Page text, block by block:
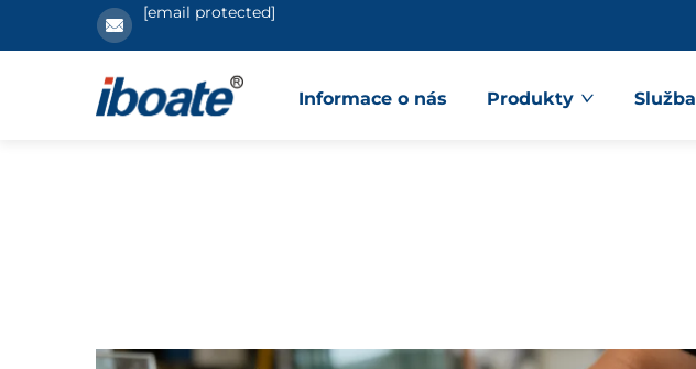
[email protected]
Informace o nás Produkty Služba